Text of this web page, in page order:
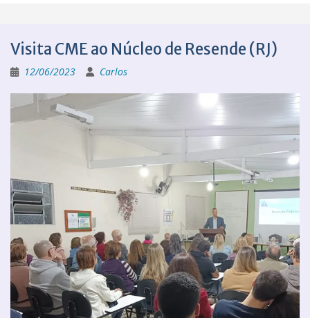
Visita CME ao Núcleo de Resende (RJ)
12/06/2023 Carlos